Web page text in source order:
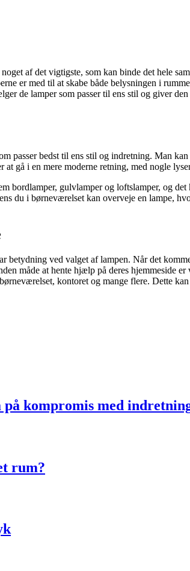
af det vigtigste, som kan binde det hele
er med til at skabe både belysningen i
de lamper som passer til ens stil og giver
passer bedst til ens stil og indretning. Man
gå i en mere moderne retning, med nogle
bordlamper, gulvlamper og loftslamper, og
du i børneværelset kan overveje en lampe,
betydning ved valget af lampen. Når det
måde at hente hjælp på deres hjemmeside
kontoret og mange flere. Dette
kompromis med
rum?